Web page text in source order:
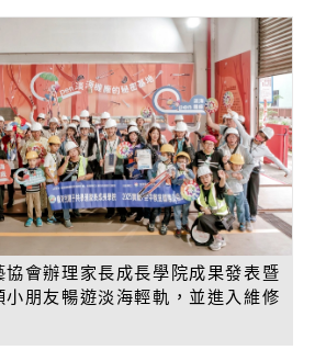
協會辦理家長成長學院成果發表暨
小朋友暢遊淡海輕軌，並進入維修